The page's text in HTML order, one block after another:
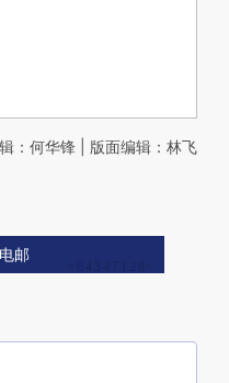
：何华锋 | 版面编辑：林飞
邮